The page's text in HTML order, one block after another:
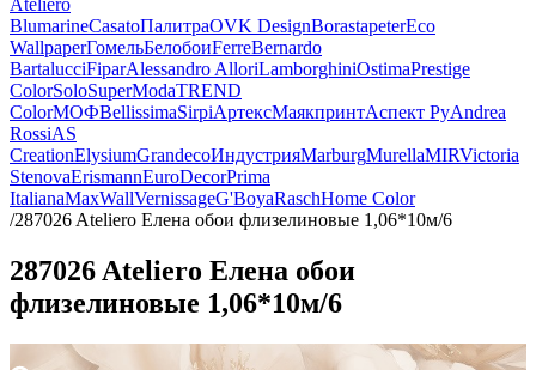
Ateliero
BlumarineCasatoПалитраOVK DesignBorastapeterEco
WallpaperГомельБелобоиFerreBernardo
BartalucciFiparAlessandro AlloriLamborghiniOstimaPrestige
ColorSoloSuperModaTREND
ColorМОФBellissimaSirpiАртексМаякпринтАспект РуAndrea
RossiAS
CreationElysiumGrandecoИндустрияMarburgMurellaMIRVictoria
StenovaErismannEuroDecorPrima
ItalianaMaxWallVernissageG'BoyaRaschHome Color
/287026 Ateliero Елена обои флизелиновые 1,06*10м/6
287026 Ateliero Елена обои
флизелиновые 1,06*10м/6